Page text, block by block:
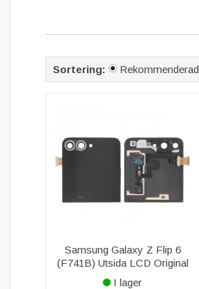
Sortering: Rekommenderad
Samsung Galaxy Z Flip 6
(F741B) Utsida LCD Original
- Blå
I lager